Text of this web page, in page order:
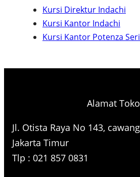
Kursi Direktur Indachi
Kursi Kantor Indachi
Kursi Kantor Potenza
Alamat Toko
Jl. Otista Raya No 143,
Jakarta Timur
Tlp : 021 857 0831